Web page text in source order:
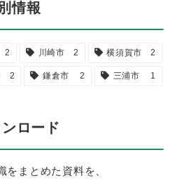
情報
2 川崎市 2 横須賀市 2
2 鎌倉市 2 三浦市 1
ロード
をまとめた資料を、